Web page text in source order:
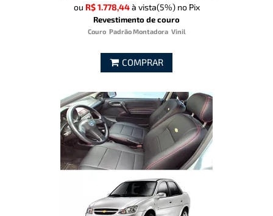
ou R$ 1.778,44à vista(5%)no Pix
Revestimento de couro
Couro Padrão Montadora Vinil
COMPRAR